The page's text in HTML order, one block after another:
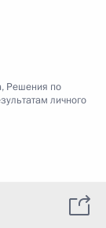
, Решения по
личного